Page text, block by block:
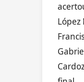
López